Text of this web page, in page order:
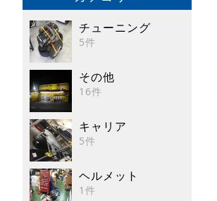
チューニング
5件
その他
16件
キャリア
5件
ヘルメット
1件